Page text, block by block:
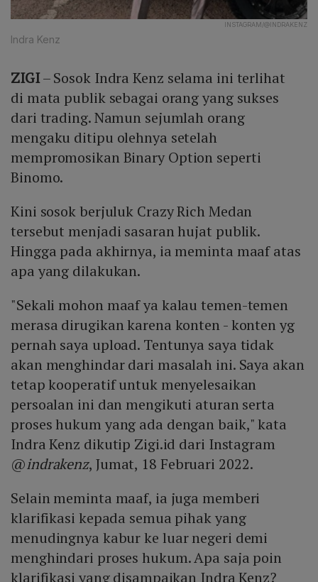
INSTAGRAM/@INDRAKENZ
Indra Kenz
ZIGI– Sosok Indra Kenz selama ini terlihat
di mata publik sebagai orang yang sukses
dari trading. Namun sejumlah orang
mengaku ditipu olehnya setelah
mempromosikan Binary Option seperti
Binomo.
Kini sosok berjuluk Crazy Rich Medan
tersebut menjadi sasaran hujat publik.
Hingga pada akhirnya, ia meminta maaf atas
apa yang dilakukan.
"Sekali mohon maaf ya kalau temen-temen
merasa dirugikan karena konten - konten yg
pernah saya upload. Tentunya saya tidak
akan menghindar dari masalah ini. Saya akan
tetap kooperatif untuk menyelesaikan
persoalan ini dan mengikuti aturan serta
proses hukum yang ada dengan baik," kata
Indra Kenz dikutip Zigi.id dari Instagram
@indrakenz, Jumat, 18 Februari 2022.
Selain meminta maaf, ia juga memberi
klarifikasi kepada semua pihak yang
menudingnya kabur ke luar negeri demi
menghindari proses hukum. Apa saja poin
klarifikasi yang disampaikan Indra Kenz?